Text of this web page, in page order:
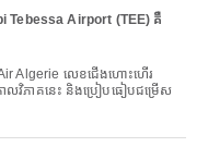
Tebessa Airport (TEE) គឺ
វិភាគនេះ និងប្រៀបធៀបជម្រើស